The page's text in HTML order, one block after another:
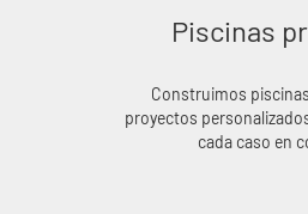
Piscinas
Construimos
proyectos
cada caso en